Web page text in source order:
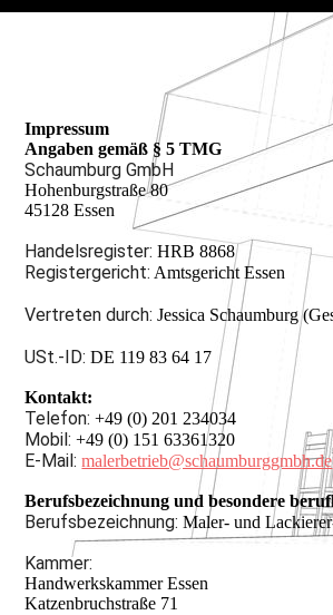
Impressum
Angaben gemäß § 5 TMG
Schaumburg GmbH
Hohenburgstraße 80
45128 Essen
Handelsregister:HRB 8868
Registergericht: Amtsgericht Essen
Vertreten durch:Jessica Schaumburg
USt.-ID:DE 119 83 64 17
Kontakt:
Telefon:+49 (0) 201 234034
Mobil:+49 (0) 151 63361320
E-Mail: malerbetrieb@schaumburggmbh.de
Berufsbezeichnung und besondere
Berufsbezeichnung: Maler- und
Kammer:
Handwerkskammer Essen
Katzenbruchstraße 71